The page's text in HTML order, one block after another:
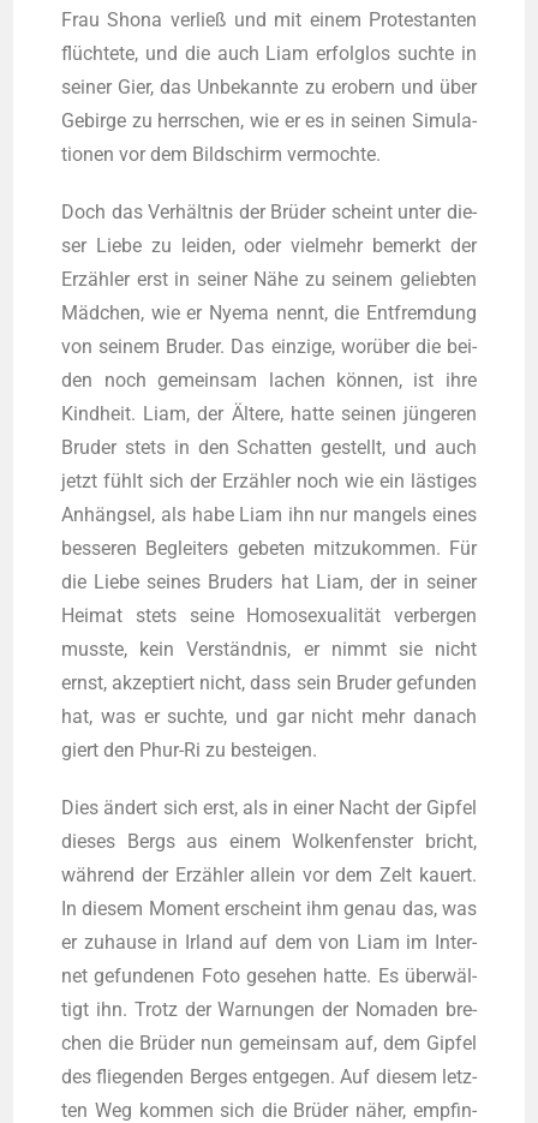
Frau Sho­na ver­ließ und mit einem Pro­tes­tan­ten
flüch­te­te, und die auch Liam erfolg­los such­te in
sei­ner Gier, das Unbe­kann­te zu erobern und über
Gebir­ge zu herr­schen, wie er es in sei­nen Simu­la­
tio­nen vor dem Bild­schirm vermochte.
Doch das Ver­hält­nis der Brü­der scheint unter die­
ser Lie­be zu lei­den, oder viel­mehr bemerkt der
Erzäh­ler erst in sei­ner Nähe zu sei­nem gelieb­ten
Mäd­chen, wie er Nye­ma nennt, die Ent­frem­dung
von sei­nem Bru­der. Das ein­zi­ge, wor­über die bei­
den noch gemein­sam lachen kön­nen, ist ihre
Kind­heit. Liam, der Älte­re, hat­te sei­nen jün­ge­ren
Bru­der stets in den Schat­ten gestellt, und auch
jetzt fühlt sich der Erzäh­ler noch wie ein läs­ti­ges
Anhäng­sel, als habe Liam ihn nur man­gels eines
bes­se­ren Beglei­ters gebe­ten mit­zu­kom­men. Für
die Lie­be sei­nes Bru­ders hat Liam, der in sei­ner
Hei­mat stets sei­ne Homo­se­xua­li­tät ver­ber­gen
muss­te, kein Ver­ständ­nis, er nimmt sie nicht
ernst, akzep­tiert nicht, dass sein Bru­der gefun­den
hat, was er such­te, und gar nicht mehr danach
giert den Phur-Ri zu besteigen.
Dies ändert sich erst, als in einer Nacht der Gip­fel
die­ses Bergs aus einem Wol­ken­fens­ter bricht,
wäh­rend der Erzäh­ler allein vor dem Zelt kau­ert.
In die­sem Moment erscheint ihm genau das, was
er zuhau­se in Irland auf dem von Liam im Inter­
net gefun­de­nen Foto gese­hen hat­te. Es über­wäl­
tigt ihn. Trotz der War­nun­gen der Noma­den bre­
chen die Brü­der nun gemein­sam auf, dem Gip­fel
des flie­gen­den Ber­ges ent­ge­gen. Auf die­sem letz­
ten Weg kom­men sich die Brü­der näher, emp­fin­